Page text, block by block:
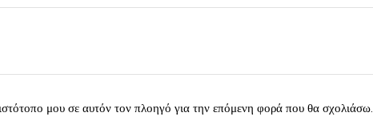
μου σε αυτόν τον πλοηγό για την επόμενη φορά που θα σχολιάσω.